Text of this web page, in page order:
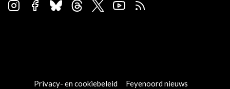
Privacy- en cookiebeleid Feyenoord nieuws